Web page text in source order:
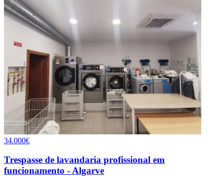
34.000€
Trespasse de lavandaria profissional em
funcionamento - Algarve